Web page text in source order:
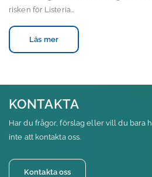
risken för Listeria…
Läs mer
KONTAKTA
Har du frågor, förslag eller vill du bara
inte att kontakta oss.
Kontakta oss